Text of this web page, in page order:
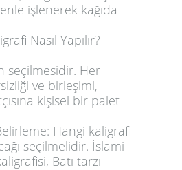
işlenerek kağıda
Nasıl Yapılır?
seçilmesidir. Her
ve birleşimi,
kişisel bir palet
Hangi kaligrafi
seçilmelidir. İslami
Batı tarzı